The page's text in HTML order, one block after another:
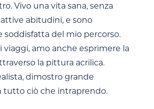
Vivo una vita sana, senza
abitudini, e sono
del mio percorso.
viaggi, amo anche esprimere la
la pittura acrilica.
dimostro grande
tutto ciò che intraprendo.